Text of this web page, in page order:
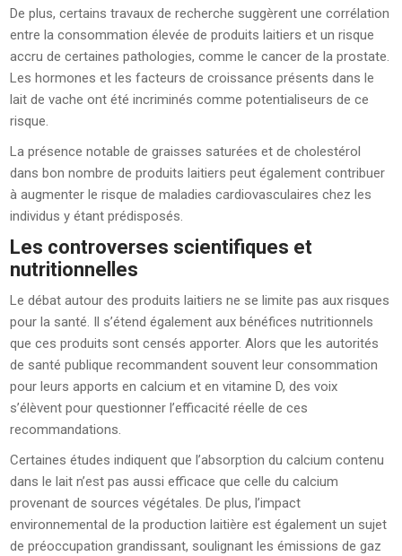
De plus, certains travaux de recherche suggèrent une corrélation
entre la consommation élevée de produits laitiers et un risque
accru de certaines pathologies, comme le cancer de la prostate.
Les hormones et les facteurs de croissance présents dans le
lait de vache ont été incriminés comme potentialiseurs de ce
risque.
La présence notable de graisses saturées et de cholestérol
dans bon nombre de produits laitiers peut également contribuer
à augmenter le risque de maladies cardiovasculaires chez les
individus y étant prédisposés.
Les controverses scientifiques et
nutritionnelles
Le débat autour des produits laitiers ne se limite pas aux risques
pour la santé. Il s’étend également aux bénéfices nutritionnels
que ces produits sont censés apporter. Alors que les autorités
de santé publique recommandent souvent leur consommation
pour leurs apports en calcium et en vitamine D, des voix
s’élèvent pour questionner l’efficacité réelle de ces
recommandations.
Certaines études indiquent que l’absorption du calcium contenu
dans le lait n’est pas aussi efficace que celle du calcium
provenant de sources végétales. De plus, l’impact
environnemental de la production laitière est également un sujet
de préoccupation grandissant, soulignant les émissions de gaz